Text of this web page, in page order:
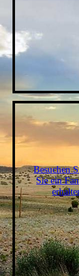
Besuchen
Sie ein